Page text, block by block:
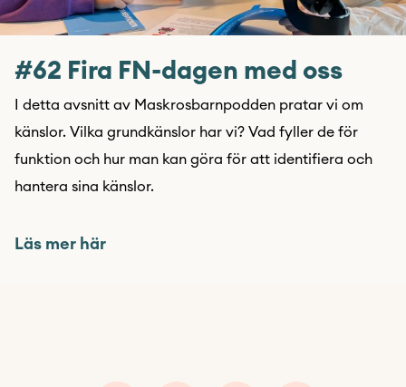
#62 Fira FN-dagen med oss
I detta avsnitt av Maskrosbarnpodden pratar vi om
känslor. Vilka grundkänslor har vi? Vad fyller de för
funktion och hur man kan göra för att identifiera och
hantera sina känslor.
Läs mer här